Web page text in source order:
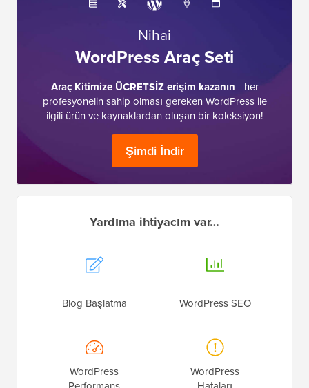
Nihai
WordPress Araç Seti
Araç Kitimize ÜCRETSİZ erişim kazanın- her
profesyonelin sahip olması gereken WordPress ile
ilgili ürün ve kaynaklardan oluşan bir koleksiyon!
Şimdi İndir